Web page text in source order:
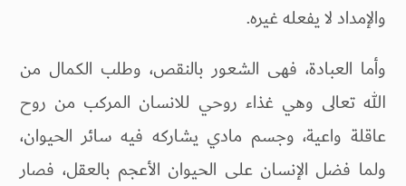
والإمداد لا يفعله غيره.
وأما العبادة، فهى الشعور بالنقص، وطلب الكمال من
الله تعالى وهي غذاء روحي للانسان المركب من روح
عاقلة واعية، وجسم مادي يشاركه فيه سائر الحيوان،
ولما فضل الإنسان على الحيوان الأعجم بالعقل، فصار